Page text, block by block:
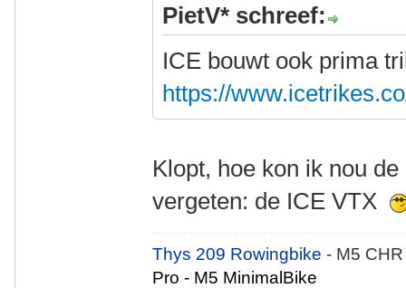
PietV* schreef:
ICE bouwt ook prima
https://
Klopt, hoe kon ik nou
vergeten: de ICE VTX
Thys 209 Rowingbike- M5
Pro - M5 MinimalBike